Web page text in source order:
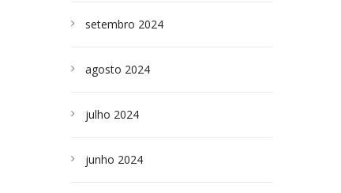
setembro 2024
agosto 2024
julho 2024
junho 2024